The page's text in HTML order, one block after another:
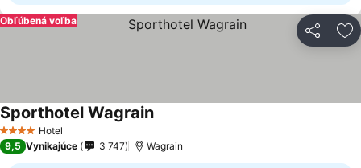
Zdieľať
Obľúbená voľba
4 Počet hviezdičiek
Hotel
Sporthotel WagrainZobraziť ceny
9,5 Vynikajúce 3 747 Wagrain